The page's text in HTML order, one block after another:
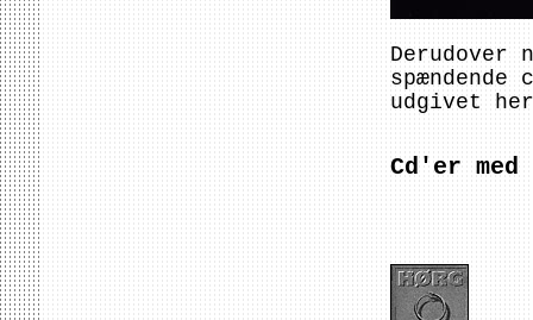
Derudover
udgivet
Cd'er med